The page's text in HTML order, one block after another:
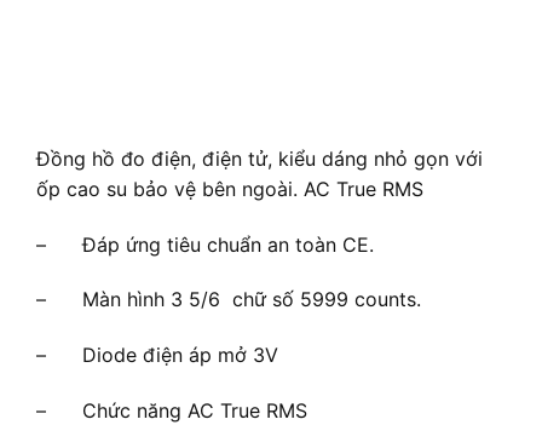
Đồng hồ đo điện, điện tử, kiểu dáng nhỏ gọn với
ốp cao su bảo vệ bên ngoài. AC True RMS
– Đáp ứng tiêu chuẩn an toàn CE.
– Màn hình 3 5/6 chữ số 5999 counts.
– Diode điện áp mở 3V
– Chức năng AC True RMS